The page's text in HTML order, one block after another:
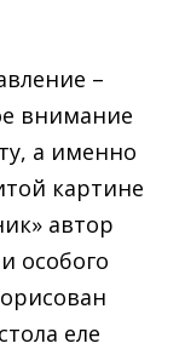
–
внимание
а именно
картине
автор
особого
еле